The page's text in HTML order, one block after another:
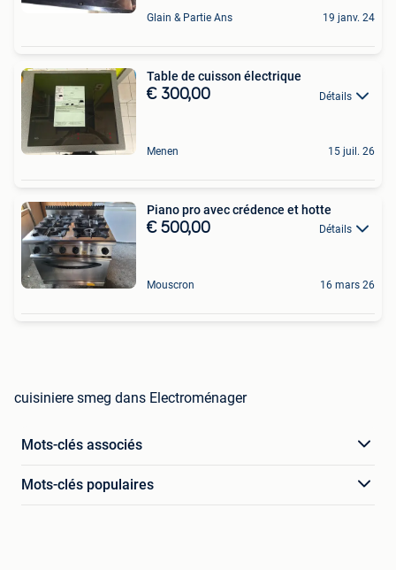
Glain & Partie Ans 19 janv. 24
Table de cuisson électrique
€ 300,00 Détails
Menen 15 juil. 26
Piano pro avec crédence et hotte
€ 500,00 Détails
Mouscron 16 mars 26
cuisiniere smeg dans Electroménager
Mots-clés associés
Mots-clés populaires